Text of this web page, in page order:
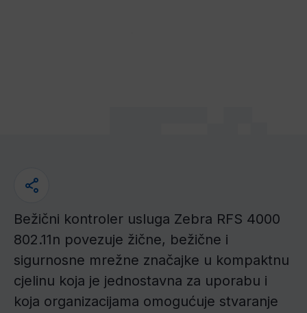
Bežični kontroler usluga Zebra RFS 4000
802.11n povezuje žične, bežične i
sigurnosne mrežne značajke u kompaktnu
cjelinu koja je jednostavna za uporabu i
koja organizacijama omogućuje stvaranje